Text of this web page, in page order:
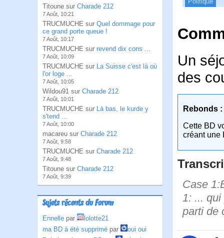
Titoune sur Charade 212
7 Août, 10:21
TRUCMUCHE sur Quel dommage pour
ce grand porte queue !
7 Août, 10:17
TRUCMUCHE sur revend dix cons ...
7 Août, 10:09
TRUCMUCHE sur La Suisse c'est là où
l'or loge ...
7 Août, 10:05
Wildou91 sur Charade 212
7 Août, 10:01
TRUCMUCHE sur Là bas, le kurde y
s'tend ...
7 Août, 10:00
macareu sur Charade 212
7 Août, 9:58
TRUCMUCHE sur Charade 212
7 Août, 9:48
Titoune sur Charade 212
7 Août, 9:39
Sujets récents du Forum
Ennelle par
lolotte21
ma BD à été supprimé par
oui oui
Un
des
Rebonds :
Cette BD
créant une
Case
1: ...
parti de